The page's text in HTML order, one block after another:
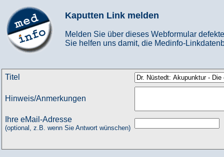
Kaputten Link melden
Melden Sie über dieses Webformular
Sie helfen uns damit, die Medinfo-
Titel
Hinweis/Anmerkungen
Ihre eMail-Adresse
(optional, z.B. wenn Sie Antwort wünschen)